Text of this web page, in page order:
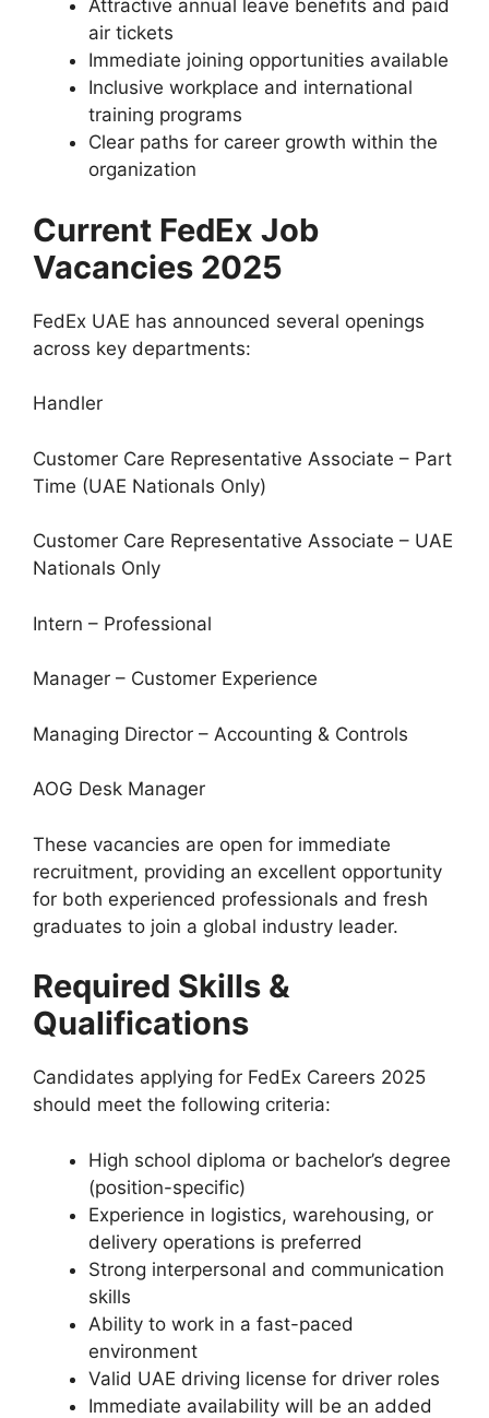
Attractive annual leave benefits and paid
air tickets
Immediate joining opportunities available
Inclusive workplace and international
training programs
Clear paths for career growth within the
organization
Current FedEx Job
Vacancies 2025
FedEx UAE has announced several openings
across key departments:
Handler
Customer Care Representative Associate – Part
Time (UAE Nationals Only)
Customer Care Representative Associate – UAE
Nationals Only
Intern – Professional
Manager – Customer Experience
Managing Director – Accounting & Controls
AOG Desk Manager
These vacancies are open for immediate
recruitment, providing an excellent opportunity
for both experienced professionals and fresh
graduates to join a global industry leader.
Required Skills &
Qualifications
Candidates applying for FedEx Careers 2025
should meet the following criteria:
High school diploma or bachelor’s degree
(position-specific)
Experience in logistics, warehousing, or
delivery operations is preferred
Strong interpersonal and communication
skills
Ability to work in a fast-paced
environment
Valid UAE driving license for driver roles
Immediate availability will be an added